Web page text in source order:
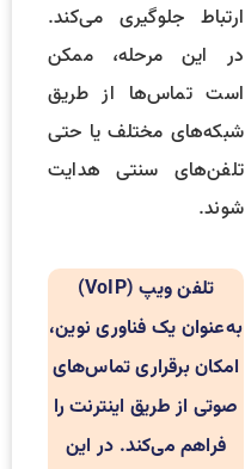
ارتباط جلوگیری می‌کند.
در این مرحله، ممکن
است تماس‌ها از طریق
شبکه‌های مختلف یا حتی
تلفن‌های سنتی هدایت
شوند.
تلفن ویپ (VoIP)
به‌عنوان یک فناوری نوین،
امکان برقراری تماس‌های
صوتی از طریق اینترنت را
فراهم می‌کند. در این